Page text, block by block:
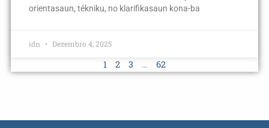
orientasaun, tékniku, no klarifikasaun kona-ba
idn Dezembro 4, 2025
1 2 3 … 62